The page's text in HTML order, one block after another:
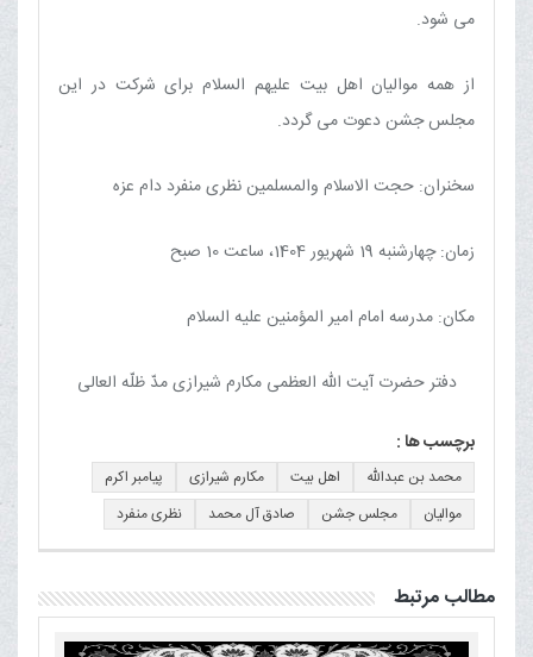
می شود.
از همه موالیان اهل بیت علیهم السلام برای شرکت در این
مجلس جشن دعوت می گردد.
سخنران: حجت الاسلام والمسلمین نظری منفرد دام عزه
زمان: چهارشنبه 19 شهریور 1404، ساعت 10 صبح
مکان: مدرسه امام امیر المؤمنین علیه السلام
دفتر حضرت آیت الله العظمی مکارم شیرازی مدّ ظلّه العالی
برچسب ها :
محمد بن عبدالله اهل بیت مکارم شیرازی
پیامبر اکرم
موالیان
مجلس جشن صادق آل محمد نظری منفرد
مطالب مرتبط